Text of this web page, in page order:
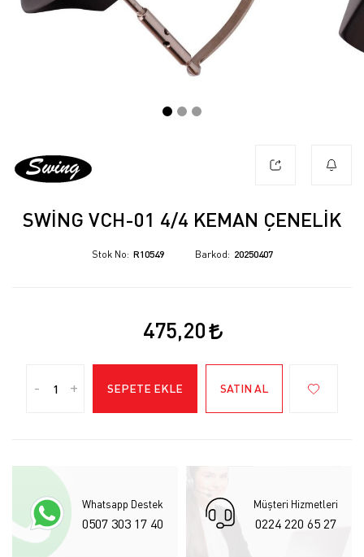
SWING VCH-01 4/4 KEMAN ÇENELIK
Stok No R10549 Barkod 20250407
475,20
- + SEPETE EKLE SATIN AL
Whatsapp Destek
0507 303 17 40
Müşteri Hizmetleri
0224 220 65 27